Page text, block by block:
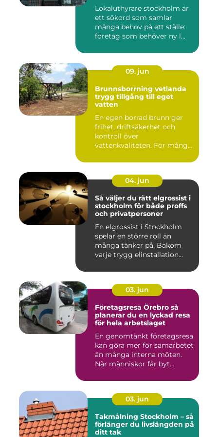
Lokaluthyrare stockholm är
ett sökord som samlar
många behov på ett ställe:
företag som behöver ny l...
09. jun
Brunnsborrning vetlanda
trygg tillgång till eget
vatten
En egen borrad brunn ger
frihet, driftsäkerhet och
kontroll över
vattenkvaliteten. För många
04. jun
Så väljer du rätt elgrossist i
stockholm för både proffs
och privatpersoner
En elgrossist i Stockholm
spelar en större roll än
många tänker på. Bakom
varje trygg elinstallation...
03. jun
Företagsresa Örebro så
planerar du en lyckad resa
för hela arbetslaget
En genomtänkt företagsresa
kan göra mer för samarbetet
än många interna möten.
När människor får byt...
03. jun
Takmålning Stockholm – så
förlänger du livslängden på
ditt tak